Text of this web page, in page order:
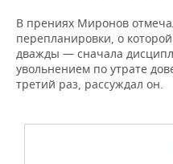
В прениях Миронов
перепланировки, о
дважды — сначала
увольнением по утрате
третий раз, рассуждал он.